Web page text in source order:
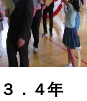
．４年